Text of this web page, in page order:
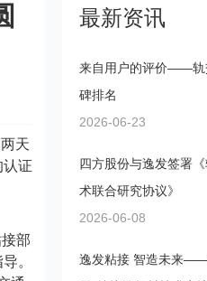
天
认证
部
。
最新资讯
来自用户的评价——轨
碑排名
2026-06-23
四方股份与逸发签署
术联合研究协议》
2026-06-08
逸发粘接 智造未来